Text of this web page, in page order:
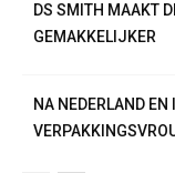
DS SMITH MAAKT
GEMAKKELIJKER
NA NEDERLAND EN